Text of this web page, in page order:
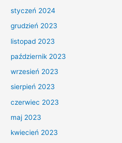
styczeń 2024
grudzień 2023
listopad 2023
październik 2023
wrzesień 2023
sierpień 2023
czerwiec 2023
maj 2023
kwiecień 2023